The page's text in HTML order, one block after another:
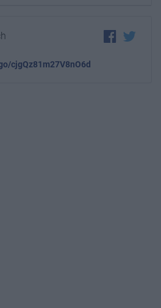
cjgQz81m27V8nO6d